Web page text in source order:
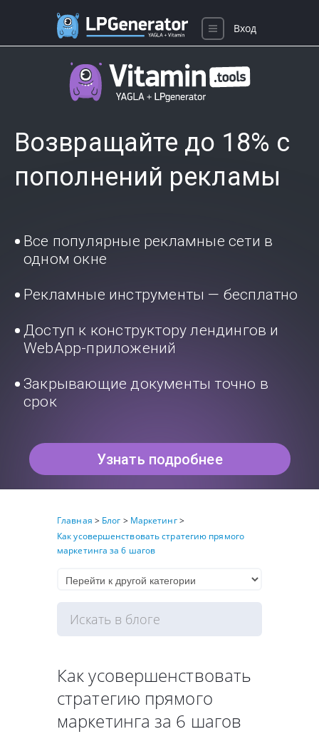
Возвращайте до 18% с
пополнений рекламы
Все популярные рекламные сети в
одном окне
Рекламные инструменты — бесплатно
Доступ к конструктору лендингов и
WebApp-приложений
Закрывающие документы точно в
срок
Узнать подробнее
Главная > Блог > Маркетинг>
Как усовершенствовать стратегию прямого
маркетинга за 6 шагов
Как усовершенствовать
стратегию прямого
маркетинга за 6 шагов
Вход